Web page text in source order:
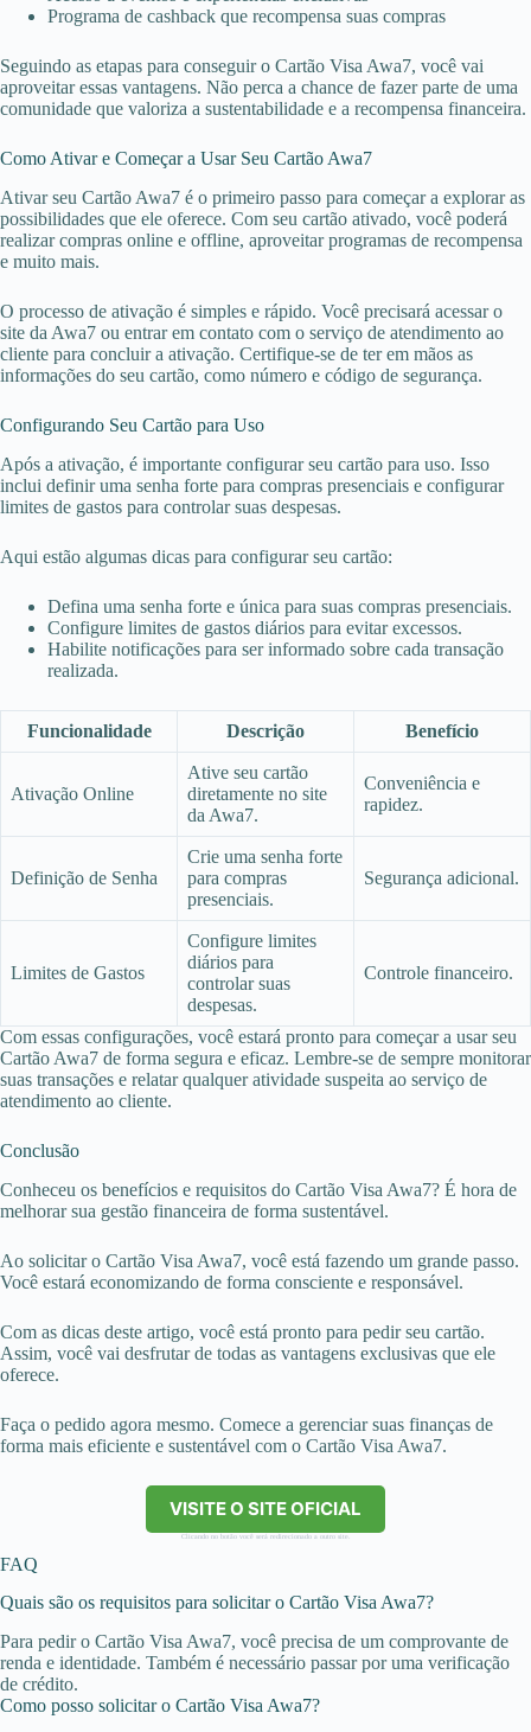
Programa de cashback que recompensa suas compras
Seguindo as etapas para conseguir o Cartão Visa Awa7, você vai
aproveitar essas vantagens. Não perca a chance de fazer parte de uma
comunidade que valoriza a sustentabilidade e a recompensa financeira.
Como Ativar e Começar a Usar Seu Cartão Awa7
Ativar seu Cartão Awa7 é o primeiro passo para começar a explorar as
possibilidades que ele oferece. Com seu cartão ativado, você poderá
realizar compras online e offline, aproveitar programas de recompensa
e muito mais.
O processo de ativação é simples e rápido. Você precisará acessar o
site da Awa7 ou entrar em contato com o serviço de atendimento ao
cliente para concluir a ativação. Certifique-se de ter em mãos as
informações do seu cartão, como número e código de segurança.
Configurando Seu Cartão para Uso
Após a ativação, é importante configurar seu cartão para uso. Isso
inclui definir uma senha forte para compras presenciais e configurar
limites de gastos para controlar suas despesas.
Aqui estão algumas dicas para configurar seu cartão:
Defina uma senha forte e única para suas compras presenciais.
Configure limites de gastos diários para evitar excessos.
Habilite notificações para ser informado sobre cada transação
realizada.
Funcionalidade Descrição Benefício
Ativação Online
Ative seu cartão
diretamente no site
da Awa7.
Conveniência e
rapidez.
Definição de Senha
Crie uma senha forte
para compras
presenciais.
Segurança adicional.
Limites de Gastos
Configure limites
diários para
controlar suas
despesas.
Controle financeiro.
Com essas configurações, você estará pronto para começar a usar seu
Cartão Awa7 de forma segura e eficaz. Lembre-se de sempre monitorar
suas transações e relatar qualquer atividade suspeita ao serviço de
atendimento ao cliente.
Conclusão
Conheceu os benefícios e requisitos do Cartão Visa Awa7? É hora de
melhorar sua gestão financeira de forma sustentável.
Ao solicitar o Cartão Visa Awa7, você está fazendo um grande passo.
Você estará economizando de forma consciente e responsável.
Com as dicas deste artigo, você está pronto para pedir seu cartão.
Assim, você vai desfrutar de todas as vantagens exclusivas que ele
oferece.
Faça o pedido agora mesmo. Comece a gerenciar suas finanças de
forma mais eficiente e sustentável com o Cartão Visa Awa7.
VISITE O SITE OFICIAL
Clicando no botão você será redirecionado a outro site.
FAQ
Quais são os requisitos para solicitar o Cartão Visa Awa7?
Para pedir o Cartão Visa Awa7, você precisa de um comprovante de
renda e identidade. Também é necessário passar por uma verificação
de crédito.
Como posso solicitar o Cartão Visa Awa7?